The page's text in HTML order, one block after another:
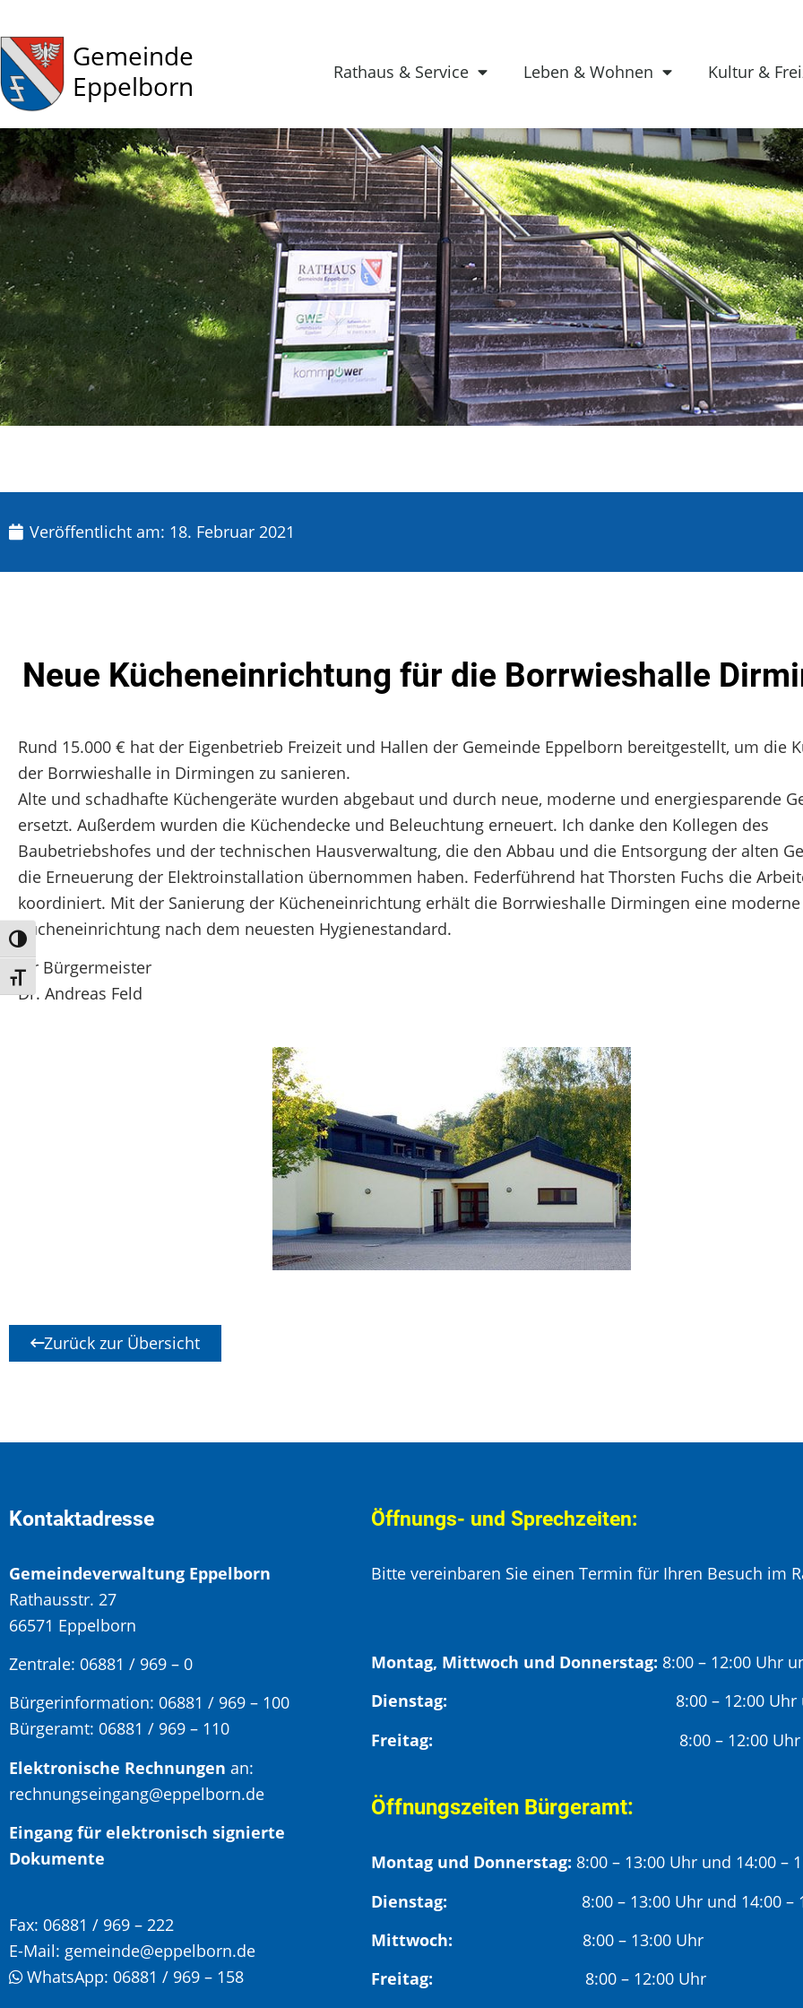
Umschalten auf hohe Kontraste
Schrift vergrößern
Gemeinde
Eppelborn
Rathaus & Service Leben & Wohnen Kultur &
Veröffentlicht am: 18. Februar 2021
Neue Kücheneinrichtung für die Borrwieshalle
Rund 15.000 € hat der Eigenbetrieb Freizeit und Hallen der Gemeinde Eppelborn bereitgestellt, um die
der Borrwieshalle in Dirmingen zu sanieren.
Alte und schadhafte Küchengeräte wurden abgebaut und durch neue, moderne und energiesparende
ersetzt. Außerdem wurden die Küchendecke und Beleuchtung erneuert. Ich danke den Kollegen des
Baubetriebshofes und der technischen Hausverwaltung, die den Abbau und die Entsorgung der alten
die Erneuerung der Elektroinstallation übernommen haben. Federführend hat Thorsten Fuchs die
koordiniert. Mit der Sanierung der Kücheneinrichtung erhält die Borrwieshalle Dirmingen eine moderne
Kücheneinrichtung nach dem neuesten Hygienestandard.
Ihr Bürgermeister
Dr. Andreas Feld
Zurück zur Übersicht
Kontaktadresse
Gemeindeverwaltung Eppelborn
Rathausstr. 27
66571 Eppelborn
Zentrale: 06881 / 969 – 0
Bürgerinformation: 06881 / 969 – 100
Bürgeramt: 06881 / 969 – 110
Elektronische Rechnungen an:
rechnungseingang@eppelborn.de
Eingang für elektronisch signierte
Dokumente
Fax: 06881 / 969 – 222
E-Mail: gemeinde@eppelborn.de
WhatsApp: 06881 / 969 – 158
Öffnungs- und Sprechzeiten:
Bitte vereinbaren Sie einen Termin für Ihren Besuch im
Montag, Mittwoch und Donnerstag: 8:00 – 12:00 Uhr
Dienstag: 8:00 – 12:00
Freitag:
8:00 – 12:00 Uhr
Öffnungszeiten Bürgeramt:
Montag und Donnerstag: 8:00 – 13:00 Uhr und 14:00 –
Dienstag: 8:00 – 13:00 Uhr und 14:00 –
Mittwoch: 8:00 – 13:00 Uhr
Freitag:
8:00 – 12:00 Uhr